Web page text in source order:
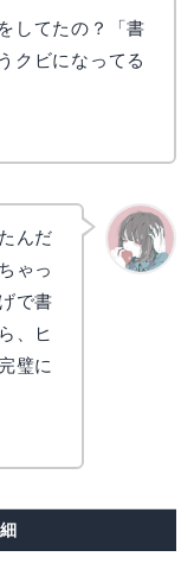
してたの？「書
クビになってる
んだ
ゃっ
で書
、ヒ
璧に